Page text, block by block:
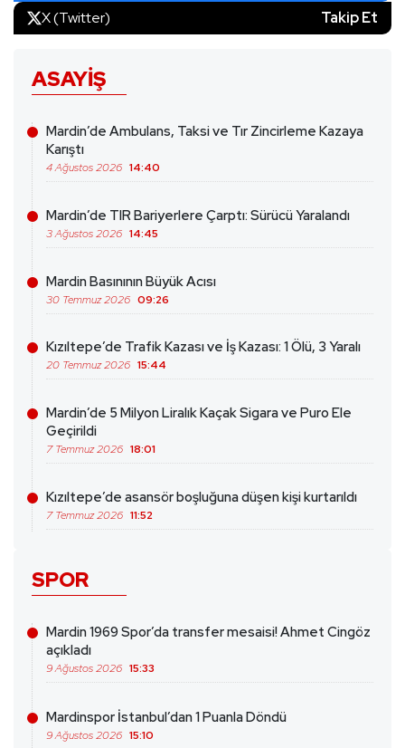
X (Twitter) Takip Et
ASAYIŞ
Mardin’de Ambulans, Taksi ve Tır Zincirleme Kazaya
Karıştı
4 Ağustos 2026 14:40
Mardin’de TIR Bariyerlere Çarptı: Sürücü Yaralandı
3 Ağustos 2026 14:45
Mardin Basınının Büyük Acısı
30 Temmuz 2026 09:26
Kızıltepe’de Trafik Kazası ve İş Kazası: 1 Ölü, 3 Yaralı
20 Temmuz 2026 15:44
Mardin’de 5 Milyon Liralık Kaçak Sigara ve Puro Ele
Geçirildi
7 Temmuz 2026 18:01
Kızıltepe’de asansör boşluğuna düşen kişi kurtarıldı
7 Temmuz 2026 11:52
SPOR
Mardin 1969 Spor’da transfer mesaisi! Ahmet Cingöz
açıkladı
9 Ağustos 2026 15:33
Mardinspor İstanbul’dan 1 Puanla Döndü
9 Ağustos 2026 15:10